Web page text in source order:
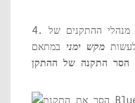
4. ברשימת מנהלי ההתקנים של Bluetooth, מה שאתה
מקש ימני במתאם Bluetooth שבו
הסר התקנה של ההתקן